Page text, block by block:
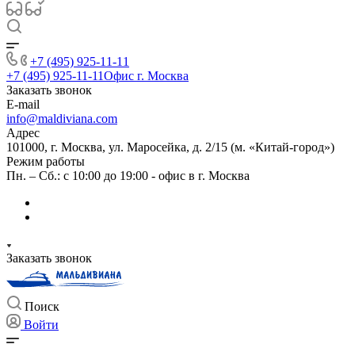
+7 (495) 925-11-11
+7 (495) 925-11-11Офис г. Москва
Заказать звонок
E-mail
info@maldiviana.com
Адрес
101000, г. Москва, ул. Маросейка, д. 2/15 (м. «Китай-город»)
Режим работы
Пн. – Сб.: с 10:00 до 19:00 - офис в г. Москва
Заказать звонок
Поиск
Войти